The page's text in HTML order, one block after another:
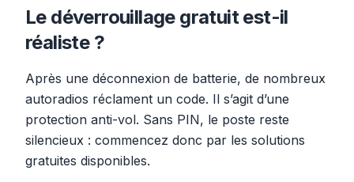
Le déverrouillage gratuit est-il
réaliste ?
Après une déconnexion de batterie, de nombreux
autoradios réclament un code. Il s’agit d’une
protection anti-vol. Sans PIN, le poste reste
silencieux : commencez donc par les solutions
gratuites disponibles.